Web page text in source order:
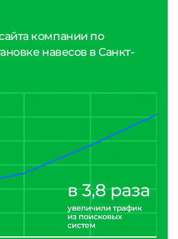
компании по
навесов в Санкт-